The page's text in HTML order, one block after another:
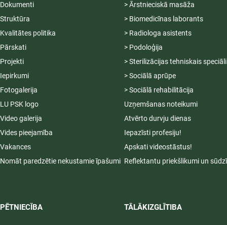
Dokumenti
Struktūra
Kvalitātes politika
Pārskati
Projekti
Iepirkumi
Fotogalerija
LU PSK logo
Video galerija
Vides pieejamība
Vakances
Nomāt paredzētie nekustamie īpašumi
PĒTNIECĪBA
> Ārstnieciskā masāža
> Biomedicīnas laborants
> Radiologa asistents
> Podoloģija
> Sterilizācijas tehniskais
> Sociālā aprūpe
> Sociālā rehabilitācija
Uzņemšanas noteikumi
Atvērto durvju dienas
Iepazīsti profesiju!
Apskati videostāstus!
Reflektantu priekšlikumi un
TĀLĀKIZGLĪTIBA